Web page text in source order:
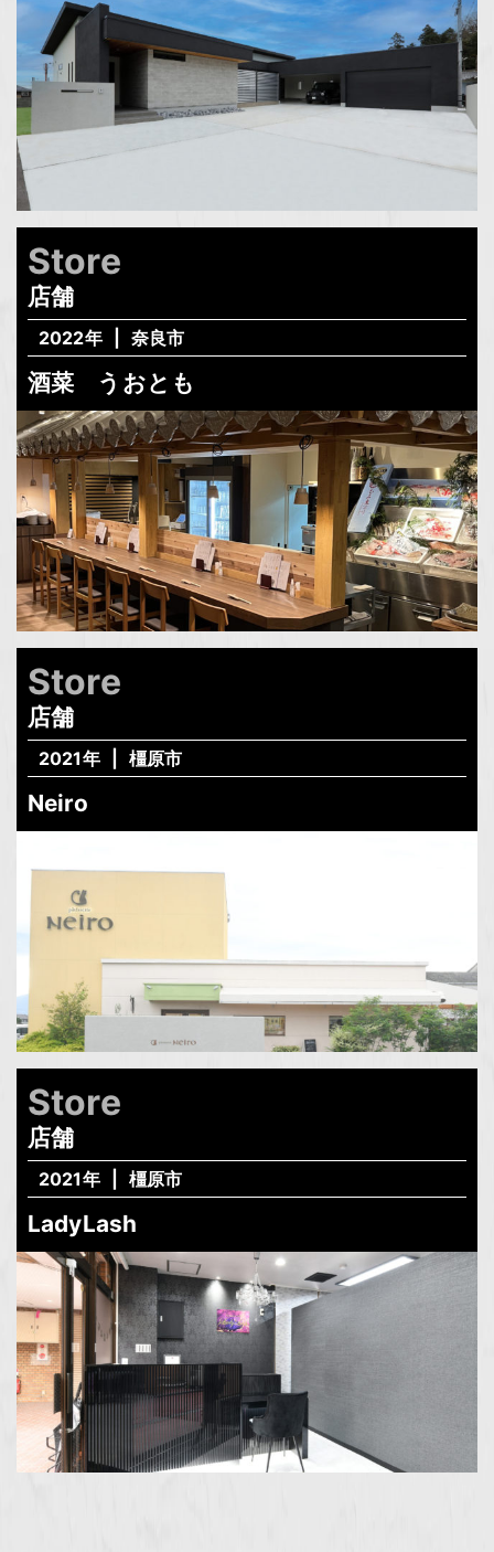
Store
店舗
2022年 奈良市
酒菜 うおとも
Store
店舗
2021年 橿原市
Neiro
Store
店舗
2021年 橿原市
LadyLash